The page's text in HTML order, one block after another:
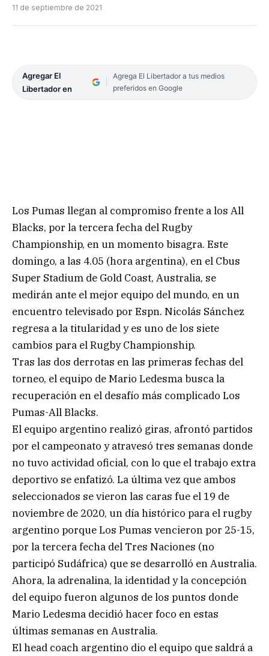
11 de septiembre de 2021
Agregar El
Libertador en
Agrega El Libertador a tus medios
preferidos en Google
Los Pumas llegan al compromiso frente a los All
Blacks, por la tercera fecha del Rugby
Championship, en un momento bisagra. Este
domingo, a las 4.05 (hora argentina), en el Cbus
Super Stadium de Gold Coast, Australia, se
medirán ante el mejor equipo del mundo, en un
encuentro televisado por Espn. Nicolás Sánchez
regresa a la titularidad y es uno de los siete
cambios para el Rugby Championship.
Tras las dos derrotas en las primeras fechas del
torneo, el equipo de Mario Ledesma busca la
recuperación en el desafío más complicado Los
Pumas-All Blacks.
El equipo argentino realizó giras, afrontó partidos
por el campeonato y atravesó tres semanas donde
no tuvo actividad oficial, con lo que el trabajo extra
deportivo se enfatizó. La última vez que ambos
seleccionados se vieron las caras fue el 19 de
noviembre de 2020, un día histórico para el rugby
argentino porque Los Pumas vencieron por 25-15,
por la tercera fecha del Tres Naciones (no
participó Sudáfrica) que se desarrolló en Australia.
Ahora, la adrenalina, la identidad y la concepción
del equipo fueron algunos de los puntos donde
Mario Ledesma decidió hacer foco en estas
últimas semanas en Australia.
El head coach argentino dio el equipo que saldrá a